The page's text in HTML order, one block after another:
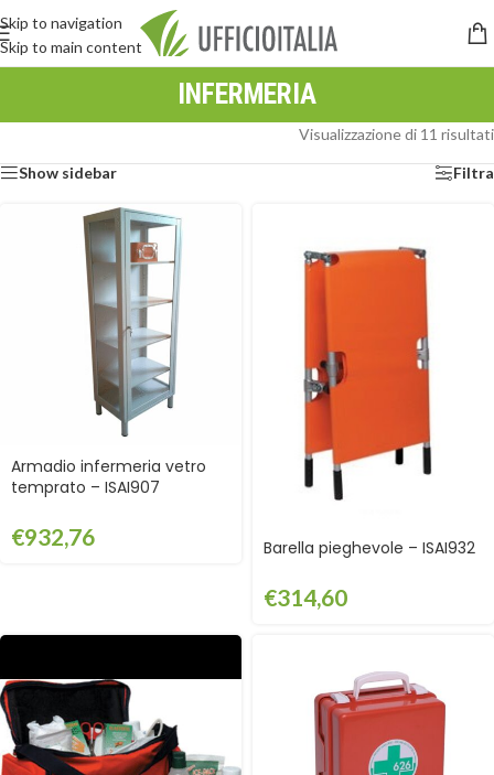
Skip to navigation
Skip to main content
INFERMERIA
Visualizzazione di 11 risultati
Show sidebar Filtra
Armadio infermeria vetro
temprato – ISAI907
€932,76 Barella pieghevole – ISAI932
€314,60